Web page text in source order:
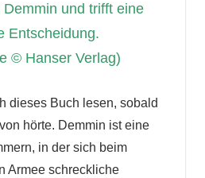
und trifft eine
Entscheidung.
© Hanser Verlag)
dieses Buch lesen, sobald
hörte. Demmin ist eine
in der sich beim
Armee schreckliche